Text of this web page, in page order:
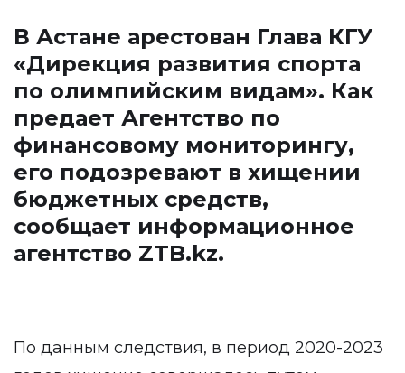
В Астане арестован Глава КГУ
«Дирекция развития спорта
по олимпийским видам». Как
предает Агентство по
финансовому мониторингу,
его подозревают в хищении
бюджетных средств,
сообщает информационное
агентство ZTB.kz.
По данным следствия, в период 2020-2023